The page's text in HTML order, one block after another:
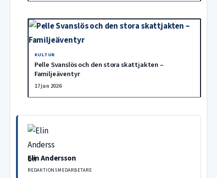
KULTUR
Pelle Svanslös och den stora skattjakten –
Familjeäventyr
17 jan 2026
Elin Andersson
REDAKTIONSMEDARBETARE